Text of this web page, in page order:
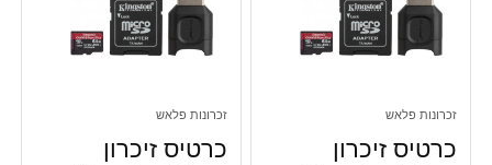
זכרונות פלאש
כרטיס זיכרון
זכרונות פלאש
כרטיס זיכרון